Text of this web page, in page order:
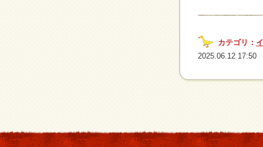
カテゴリ：
2025.06.12 17:50